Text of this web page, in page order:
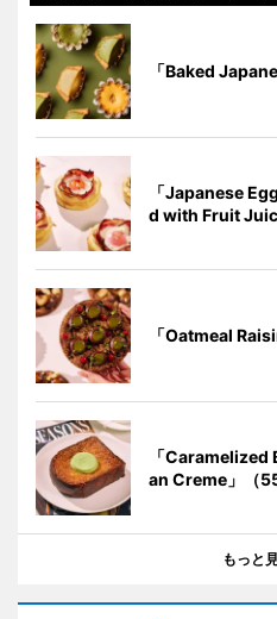
「Baked
「Japanese
d with Fruit
「Oatmeal
「
an Creme」（
もっと